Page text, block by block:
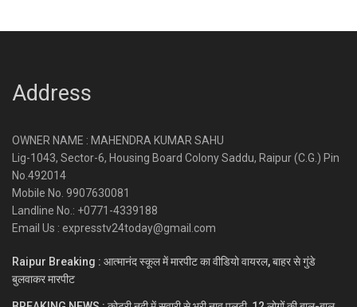
Address
OWNER NAME : MAHENDRA KUMAR SAHU
Lig-1043, Sector-6, Housing Board Colony Saddu, Raipur (C.G.) Pin
No.492014
Mobile No. 9907630081
Landline No.: +0771-4339188
Email Us : expresstv24today@gmail.com
Raipur Breaking : आत्मानंद स्कूल में मारपीट का वीडियो वायरल, बाहर से गुंडे
बुलवाकर मारपीट